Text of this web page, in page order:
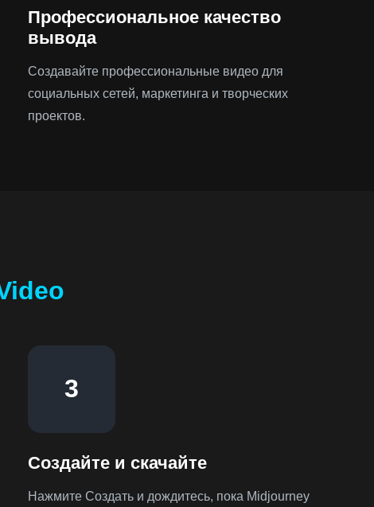
Профессиональное качество
вывода
Создавайте профессиональные видео для
социальных сетей, маркетинга и творческих
проектов.
3
Создайте и скачайте
Нажмите Создать и дождитесь, пока Midjourney